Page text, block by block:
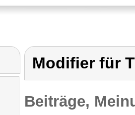
Modifier für
Beiträge,